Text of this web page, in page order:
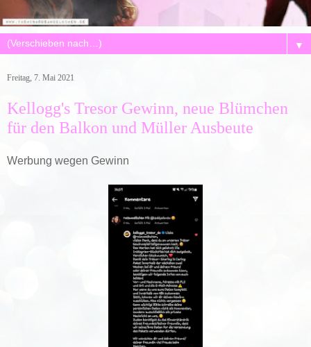
▼
Freitag, 7. Mai 2021
Kellogg's Tresor Gewinn, neue Blümchen
für den Balkon und Müller Ausbeute
Werbung wegen Gewinn